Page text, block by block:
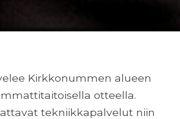
Kirkkonummen alueen
otteella.
tekniikkapalvelut niin